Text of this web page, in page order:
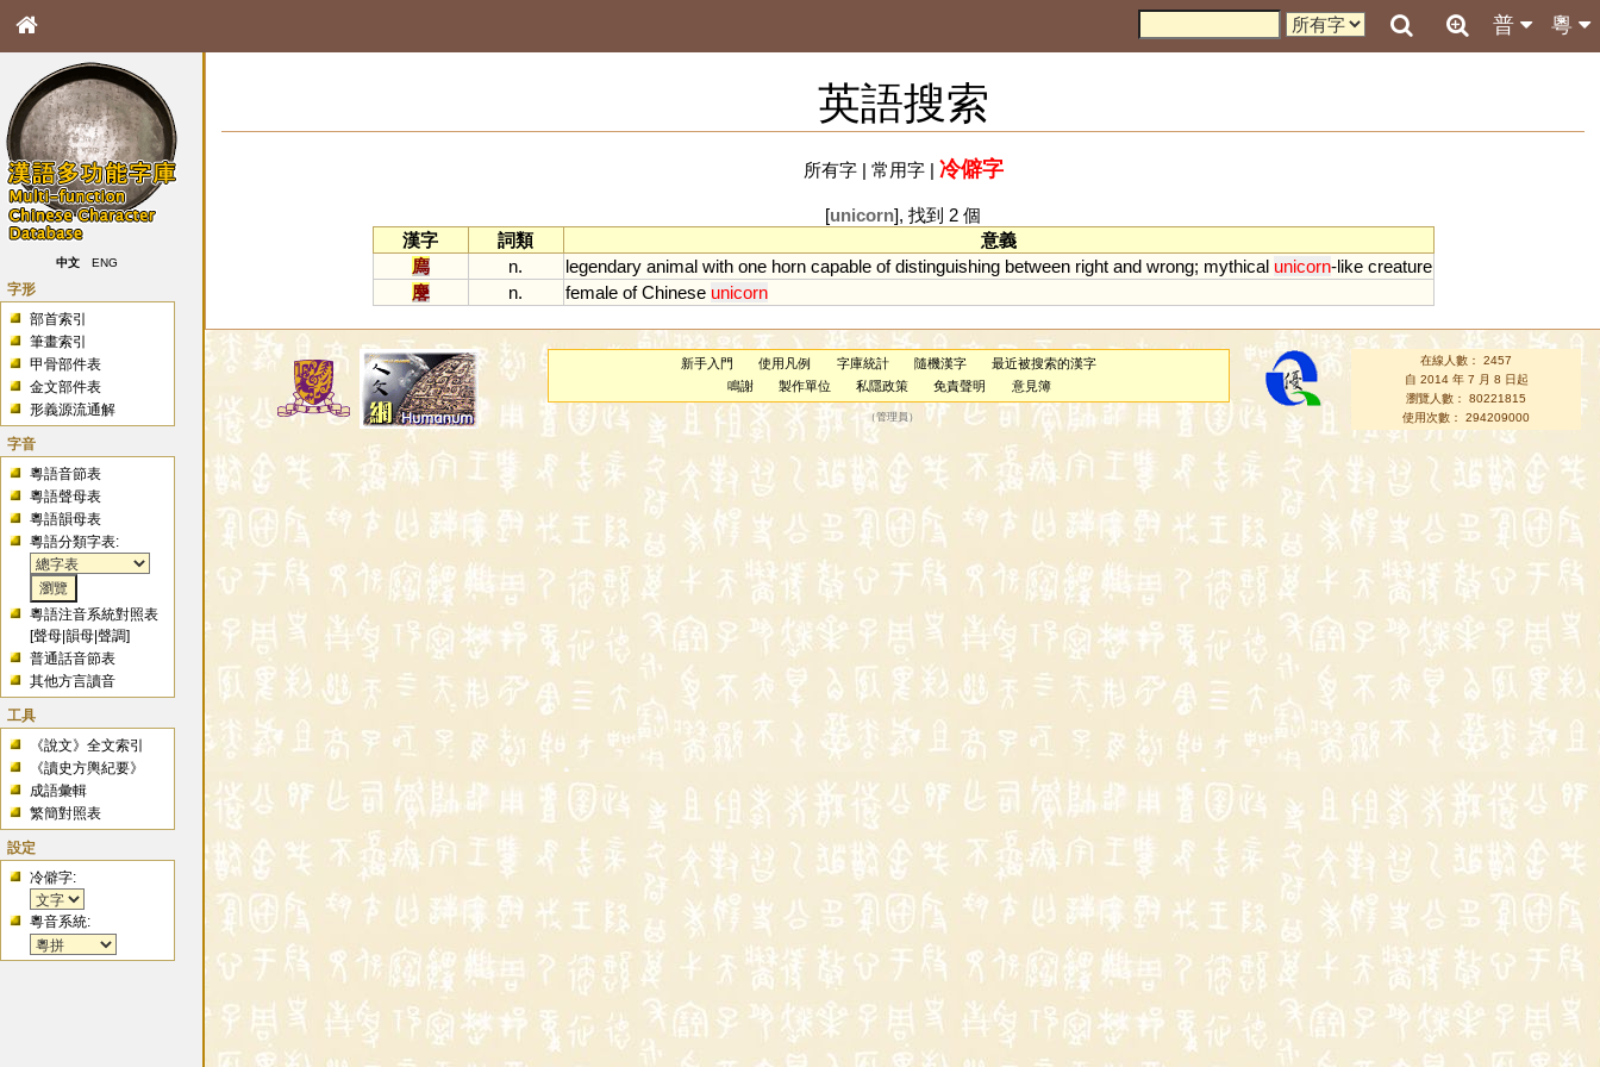
粵
普
中文 ENG
字形
部首索引
筆畫索引
甲骨部件表
金文部件表
形義源流通解
字音
粵語音節表
粵語聲母表
粵語韻母表
粵語分類字表:
粵語注音系統對照表
[聲母 |韻母 |聲調]
普通話音節表
其他方言讀音
工具
《說文》全文索引
《讀史方輿紀要》
成語彙輯
繁簡對照表
設定
冷僻字:
粵音系統:
英語搜索
所有字| 常用字| 冷僻字
[unicorn], 找到 2 個
漢字
詞類
意義
廌
n. legendary animal with one horn capable of distinguishing between right and wrong; mythical unicorn-like creature
麐
n. female of Chinese unicorn
新手入門 使用凡例 字庫統計 隨機漢字
最近被搜索的漢字
鳴謝
製作單位 私隱政策 免責聲明 意見簿
（管理員 ）
在線人數： 2457
自 2014 年 7 月 8 日起
瀏覽人數： 80221815
使用次數： 294209000